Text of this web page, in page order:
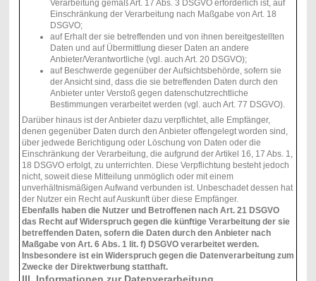
Verarbeitung gemäß Art. 17 Abs. 3 DSGVO erforderlich ist, auf
Einschränkung der Verarbeitung nach Maßgabe von Art. 18
DSGVO;
auf Erhalt der sie betreffenden und von ihnen bereitgestellten
Daten und auf Übermittlung dieser Daten an andere
Anbieter/Verantwortliche (vgl. auch Art. 20 DSGVO);
auf Beschwerde gegenüber der Aufsichtsbehörde, sofern sie
der Ansicht sind, dass die sie betreffenden Daten durch den
Anbieter unter Verstoß gegen datenschutzrechtliche
Bestimmungen verarbeitet werden (vgl. auch Art. 77 DSGVO).
Darüber hinaus ist der Anbieter dazu verpflichtet, alle Empfänger,
denen gegenüber Daten durch den Anbieter offengelegt worden sind,
über jedwede Berichtigung oder Löschung von Daten oder die
Einschränkung der Verarbeitung, die aufgrund der Artikel 16, 17 Abs. 1,
18 DSGVO erfolgt, zu unterrichten. Diese Verpflichtung besteht jedoch
nicht, soweit diese Mitteilung unmöglich oder mit einem
unverhältnismäßigen Aufwand verbunden ist. Unbeschadet dessen hat
der Nutzer ein Recht auf Auskunft über diese Empfänger.
Ebenfalls haben die Nutzer und Betroffenen nach Art. 21 DSGVO
das Recht auf Widerspruch gegen die künftige Verarbeitung der sie
betreffenden Daten, sofern die Daten durch den Anbieter nach
Maßgabe von Art. 6 Abs. 1 lit. f) DSGVO verarbeitet werden.
Insbesondere ist ein Widerspruch gegen die Datenverarbeitung zum
Zwecke der Direktwerbung statthaft.
III. Informationen zur Datenverarbeitung